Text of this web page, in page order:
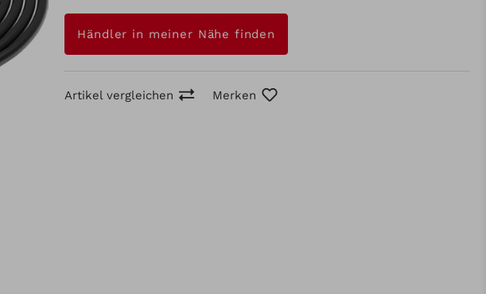
Händler in meiner Nähe finden
Artikel vergleichen Merken